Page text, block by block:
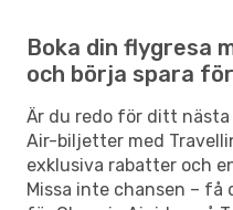
Boka din flygresa
och börja spara
Är du redo för ditt nästa
Air-biljetter med
exklusiva rabatter och
Missa inte chansen –